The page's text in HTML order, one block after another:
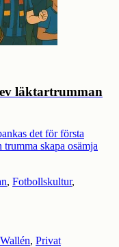
läktartrumman
det för första
skapa osämja
, Fotbollskultur,
, Privat